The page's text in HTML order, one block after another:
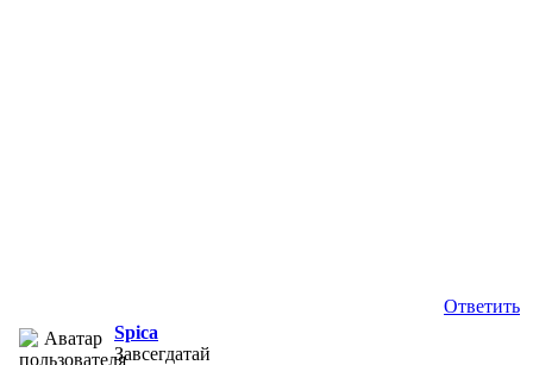
Ответить
Spica
Завсегдатай